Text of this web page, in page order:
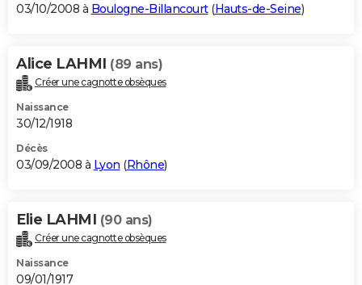
03/10/2008 à Boulogne-Billancourt(Hauts-de-Seine)
Alice LAHMI (89 ans)
Créer une cagnotte obsèques
Naissance
30/12/1918
Décès
03/09/2008 à Lyon (Rhône)
Elie LAHMI (90 ans)
Créer une cagnotte obsèques
Naissance
09/01/1917